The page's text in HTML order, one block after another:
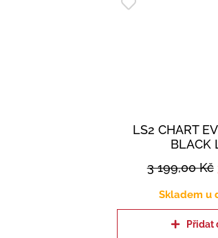
LS2 CHART
BLACK
3 199,00Kč
Skladem u
Přidat